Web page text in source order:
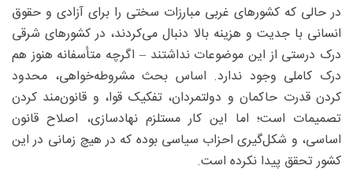
در حالی که کشورهای غربی مبارزات سختی را برای آزادی و حقوق
انسانی با جدیت و هزینه بالا دنبال می‌کردند، در کشورهای شرقی
درک درستی از این موضوعات نداشتند – اگرچه متأسفانه هنوز هم
درک کاملی وجود ندارد. اساس بحث مشروطه‌خواهی، محدود
کردن قدرت حاکمان و دولتمردان، تفکیک قوا، و قانون‌مند کردن
تصمیمات است؛ اما این کار مستلزم نهادسازی، اصلاح قانون
اساسی، و شکل‌گیری احزاب سیاسی بوده که در هیچ زمانی در این
کشور تحقق پیدا نکرده است.